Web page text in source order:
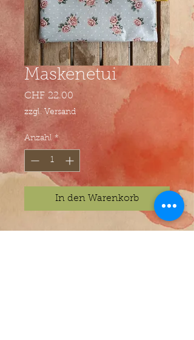
Maskenetui
CHF 22.00 Preis
zzgl. Versand
Anzahl *
In den Warenkorb